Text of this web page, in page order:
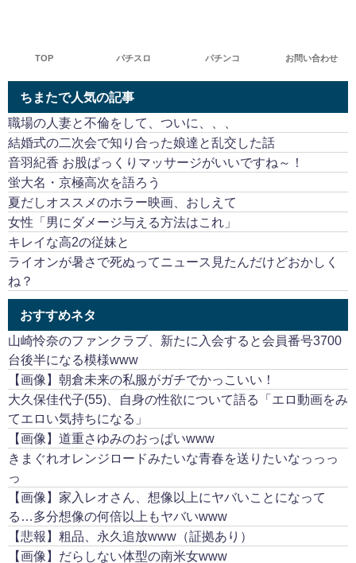
TOP パチスロ パチンコ お問い合わせ
ちまたで人気の記事
職場の人妻と不倫をして、ついに、、、
結婚式の二次会で知り合った娘達と乱交した話
音羽紀香 お股ぱっくりマッサージがいいですね～！
蛍大名・京極高次を語ろう
夏だしオススメのホラー映画、おしえて
女性「男にダメージ与える方法はこれ」
キレイな高2の従妹と
ライオンが暑さで死ぬってニュース見たんだけどおかしく
ね？
おすすめネタ
山崎怜奈のファンクラブ、新たに入会すると会員番号3700
台後半になる模様www
【画像】朝倉未来の私服がガチでかっこいい！
大久保佳代子(55)、自身の性欲について語る「エロ動画をみ
てエロい気持ちになる」
【画像】道重さゆみのおっぱいwww
きまぐれオレンジロードみたいな青春を送りたいなっっっ
っ
【画像】家入レオさん、想像以上にヤバいことになって
る…多分想像の何倍以上もヤバいwww
【悲報】粗品、永久追放www（証拠あり）
【画像】だらしない体型の南米女www